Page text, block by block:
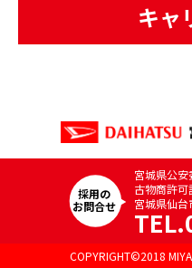
キャ
採用の
お問合せ
宮城県公
古物商許
宮城県仙台
COPYRIGHT©2018